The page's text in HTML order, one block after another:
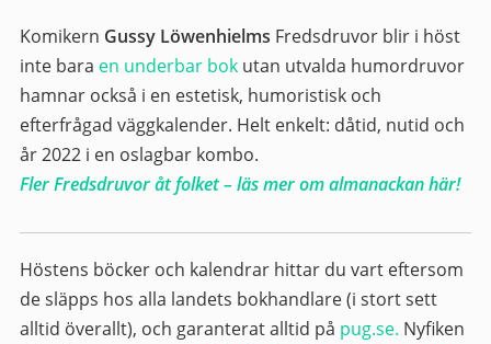
Komikern Gussy Löwenhielms Fredsdruvor blir i höst
inte bara en underbar bokutan utvalda humordruvor
hamnar också i en estetisk, humoristisk och
efterfrågad väggkalender. Helt enkelt: dåtid, nutid och
år 2022 i en oslagbar kombo.
Fler Fredsdruvor åt folket – läs mer om almanackan här!
Höstens böcker och kalendrar hittar du vart eftersom
de släpps hos alla landets bokhandlare (i stort sett
alltid överallt), och garanterat alltid på pug.se. Nyfiken